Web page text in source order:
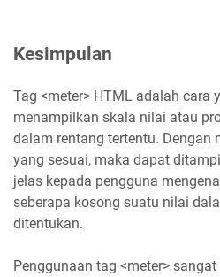
Kesimpulan
Tag <meter> HTML adalah cara
menampilkan skala nilai atau
dalam rentang tertentu. Dengan
yang sesuai, maka dapat
jelas kepada pengguna
seberapa kosong suatu nilai
ditentukan.
Penggunaan tag <meter>